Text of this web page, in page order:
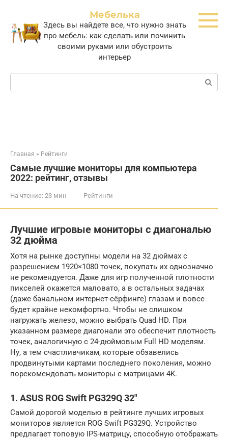
контенту
Мебелька
Здесь вы найдете все, что нужно знать
про мебель: как сделать или починить
своими руками или обустроить
интерьер
Поиск:
Главная » Рейтинги
Самые лучшие мониторы для компьютера
2022: рейтинг, отзывы
На чтение: 23 мин Рейтинги
Лучшие игровые мониторы с диагональю
32 дюйма
Хотя на рынке доступны модели на 32 дюймах с
разрешением 1920×1080 точек, покупать их однозначно
не рекомендуется. Даже для игр полученной плотности
пикселей окажется маловато, а в остальных задачах
(даже банальном интернет-сёрфинге) глазам и вовсе
будет крайне некомфортно. Чтобы не слишком
нагружать железо, можно выбрать Quad HD. При
указанном размере диагонали это обеспечит плотность
точек, аналогичную с 24-дюймовым Full HD моделям.
Ну, а тем счастливчикам, которые обзавелись
продвинутыми картами последнего поколения, можно
порекомендовать мониторы с матрицами 4K.
1. ASUS ROG Swift PG329Q 32″
Самой дорогой моделью в рейтинге лучших игровых
мониторов является ROG Swift PG329Q. Устройство
предлагает топовую IPS-матрицу, способную отображать